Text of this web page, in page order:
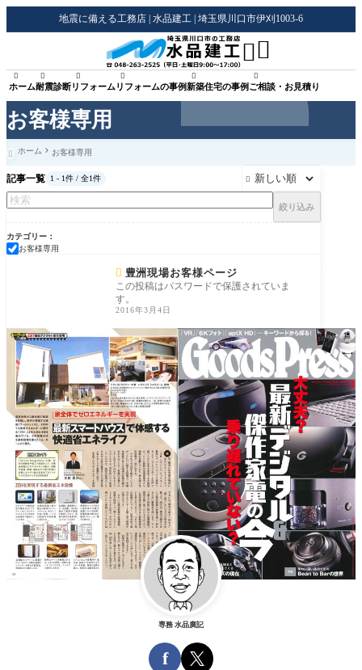
お客様専用
地震に備える工務店 | 水品建工 | 埼玉県川口市伊刈1003-6

ホーム

耐震診断

リフォーム

リフォームの事例

新築住宅の事例

ご相談・お見積り

 ホーム お客様専用
記事一覧 1 - 1件 / 全1件 
絞り込み
カテゴリー
お客様専用
 豊洲現場お客様ページ
この投稿はパスワードで保護されていま
す。
2016年3月4日
専務 水品廣記
f